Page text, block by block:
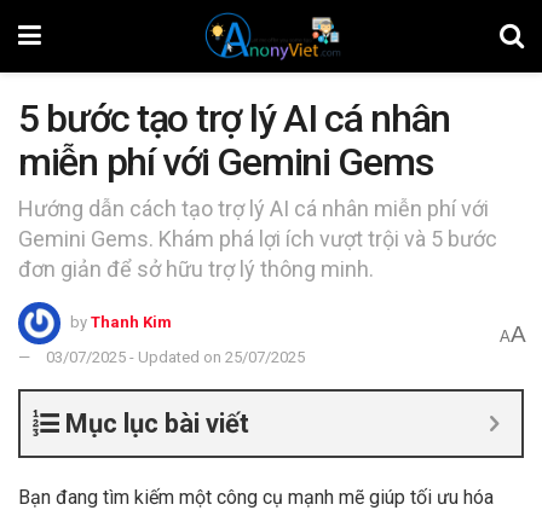
5 bước tạo trợ lý AI cá nhân
miễn phí với Gemini Gems
Hướng dẫn cách tạo trợ lý AI cá nhân miễn phí với
Gemini Gems. Khám phá lợi ích vượt trội và 5 bước
đơn giản để sở hữu trợ lý thông minh.
by Thanh Kim
03/07/2025 - Updated on 25/07/2025
AA
Mục lục bài viết
Bạn đang tìm kiếm một công cụ mạnh mẽ giúp tối ưu hóa